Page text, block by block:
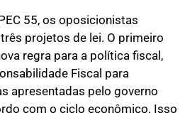
55, os oposicionistas
projetos de lei. O primeiro
regra para a política fiscal,
Fiscal para
apresentadas pelo governo
com o ciclo econômico. Isso